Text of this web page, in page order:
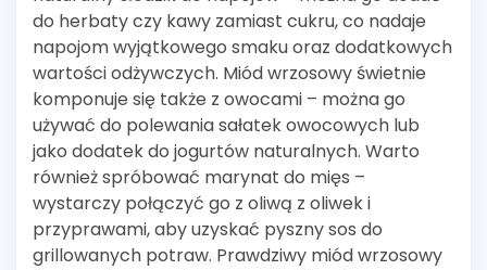
do herbaty czy kawy zamiast cukru, co nadaje
napojom wyjątkowego smaku oraz dodatkowych
wartości odżywczych. Miód wrzosowy świetnie
komponuje się także z owocami – można go
używać do polewania sałatek owocowych lub
jako dodatek do jogurtów naturalnych. Warto
również spróbować marynat do mięs –
wystarczy połączyć go z oliwą z oliwek i
przyprawami, aby uzyskać pyszny sos do
grillowanych potraw. Prawdziwy miód wrzosowy